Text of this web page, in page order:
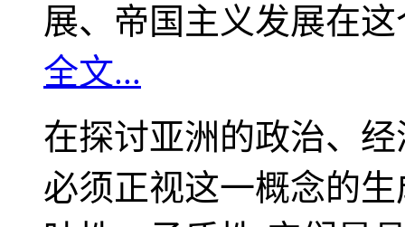
展、帝国主义发展在
全文...
在探讨亚洲的政治、
必须正视这一概念的